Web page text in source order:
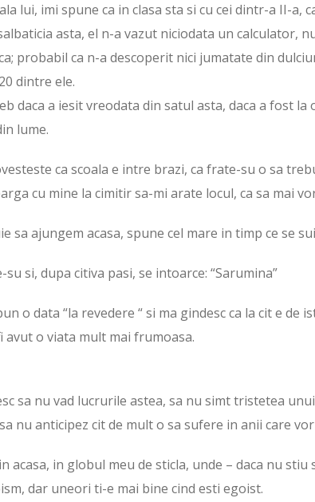
lui, imi spune ca in clasa sta si cu cei dintr-a II-a,
asta, el n-a vazut niciodata un calculator,
probabil ca n-a descoperit nici jumatate din
dintre ele.
daca a iesit vreodata din satul asta, daca a fost
lume.
ca scoala e intre brazi, ca frate-su o sa
cu mine la cimitir sa-mi arate locul, ca sa mai
sa ajungem acasa, spune cel mare in timp ce se
si, dupa citiva pasi, se intoarce: “Sarumina”
o data “la revedere “ si ma gindesc ca la cit e de
o viata mult mai frumoasa.
sa nu vad lucrurile astea, sa nu simt tristetea
nu anticipez cit de mult o sa sufere in anii care
acasa, in globul meu de sticla, unde – daca nu
dar uneori ti-e mai bine cind esti egoist.